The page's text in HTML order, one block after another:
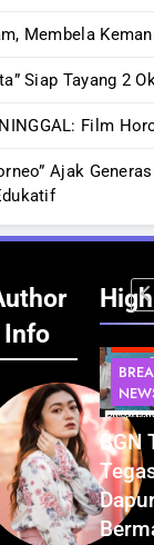
Membela
Siap Tayang 2
Film
Ajak
Info
BERITA
NEWS
BGN